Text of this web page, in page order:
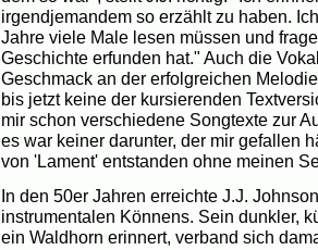
irgendjemandem so erzählt zu haben.
Jahre viele Male lesen müssen und
Geschichte erfunden hat." Auch die
Geschmack an der erfolgreichen
bis jetzt keine der kursierenden
mir schon verschiedene Songtexte zur
es war keiner darunter, der mir gefallen
von 'Lament' entstanden ohne meinen
In den 50er Jahren erreichte J.J.
instrumentalen Könnens. Sein dunkler,
ein Waldhorn erinnert, verband sich